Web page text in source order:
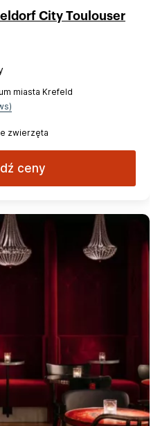
City Toulouser
miasta Krefeld
zwierzęta
ceny